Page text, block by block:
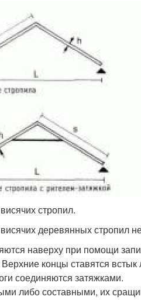
стропил.
деревянных стропил
наверху при помощи
концы ставятся встык
соединяются затяжками.
либо составными, их